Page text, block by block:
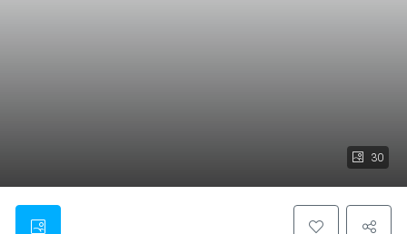
30